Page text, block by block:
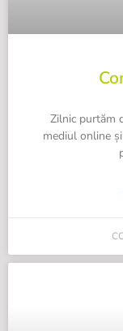
Zilnic purtăm
mediul online